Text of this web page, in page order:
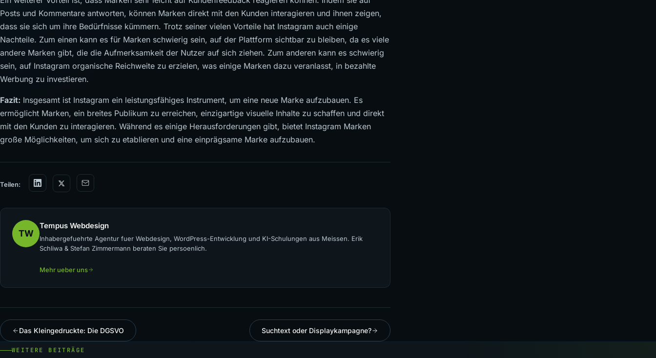
Posts und Kommentare antworten, können Marken direkt mit den Kunden interagieren und ihnen zeigen,
dass sie sich um ihre Bedürfnisse kümmern. Trotz seiner vielen Vorteile hat Instagram auch einige
Nachteile. Zum einen kann es für Marken schwierig sein, auf der Plattform sichtbar zu bleiben, da es viele
andere Marken gibt, die die Aufmerksamkeit der Nutzer auf sich ziehen. Zum anderen kann es schwierig
sein, auf Instagram organische Reichweite zu erzielen, was einige Marken dazu veranlasst, in bezahlte
Werbung zu investieren.
Fazit: Insgesamt ist Instagram ein leistungsfähiges Instrument, um eine neue Marke aufzubauen. Es
ermöglicht Marken, ein breites Publikum zu erreichen, einzigartige visuelle Inhalte zu schaffen und direkt
mit den Kunden zu interagieren. Während es einige Herausforderungen gibt, bietet Instagram Marken
große Möglichkeiten, um sich zu etablieren und eine einprägsame Marke aufzubauen.
Teilen:
TW
Tempus Webdesign
Inhabergefuehrte Agentur fuer Webdesign, WordPress-Entwicklung und KI-Schulungen aus Meissen. Erik
Schliwa & Stefan Zimmermann beraten Sie persoenlich.
Mehr ueber uns
Das Kleingedruckte: Die DGSVO Suchtext oder Displaykampagne?
WEITERE BEITRÄGE